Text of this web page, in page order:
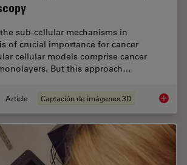
sub-cellular mechanisms in
of crucial importance for cancer
cellular models comprise cancer
But this approach…
Article Captación de imágenes 3D